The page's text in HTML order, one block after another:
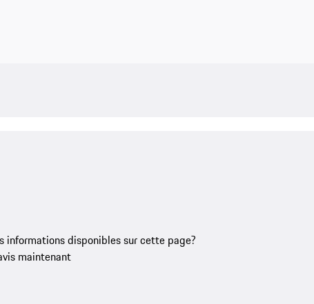
informations disponibles sur cette page?
maintenant